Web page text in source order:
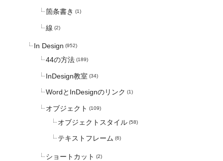
箇条書き (1)
線 (2)
In Design (952)
44の方法 (189)
InDesign教室 (34)
WordとInDesignのリンク (1)
オブジェクト (109)
オブジェクトスタイル (58)
テキストフレーム (6)
ショートカット (2)